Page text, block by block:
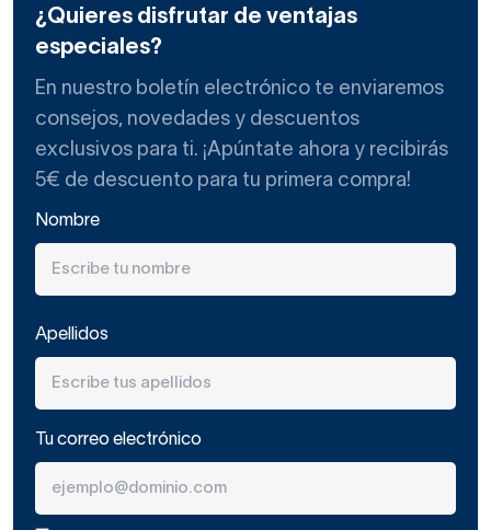
¿Quieres disfrutar de ventajas
especiales?
En nuestro boletín electrónico te enviaremos
consejos, novedades y descuentos
exclusivos para ti. ¡Apúntate ahora y recibirás
5€ de descuento para tu primera compra!
Nombre
Apellidos
Tu correo electrónico